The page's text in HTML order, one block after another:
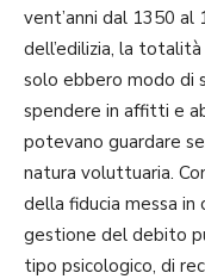
vent’anni dal 1350
dell’edilizia, la
solo ebbero modo di
spendere in affitti e
potevano guardare
natura voluttuaria.
della fiducia messa in
gestione del debito
tipo psicologico, di